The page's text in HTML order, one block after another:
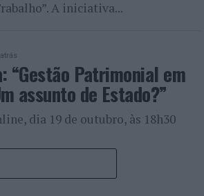
A iniciativa...
“Gestão Patrimonial em
assunto de Estado?”
dia 19 de outubro, às 18h30